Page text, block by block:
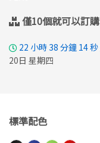
僅10個就可以訂購
22 小時38 分鐘 13秒
20日 星期四
標準配色